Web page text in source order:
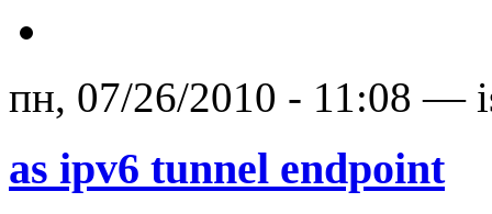
пн, 07/26/2010 - 11:08 —
as ipv6 tunnel endpoint